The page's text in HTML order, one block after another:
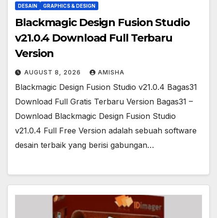
DESAIN GRAPHICS & DESIGN
Blackmagic Design Fusion Studio
v21.0.4 Download Full Terbaru
Version
AUGUST 8, 2026 AMISHA
Blackmagic Design Fusion Studio v21.0.4 Bagas31
Download Full Gratis Terbaru Version Bagas31 –
Download Blackmagic Design Fusion Studio
v21.0.4 Full Free Version adalah sebuah software
desain terbaik yang berisi gabungan…